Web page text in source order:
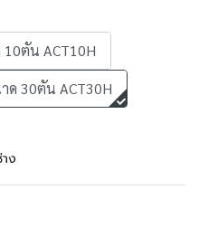
ตัน ACT10H
ด 30ตัน ACT30H
ง